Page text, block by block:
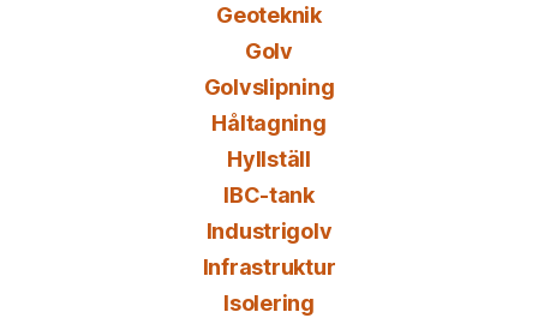
Geoteknik
Golv
Golvslipning
Håltagning
Hyllställ
IBC-tank
Industrigolv
Infrastruktur
Isolering